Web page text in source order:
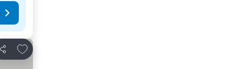
Teilen
Zu Favoriten hinzufügen